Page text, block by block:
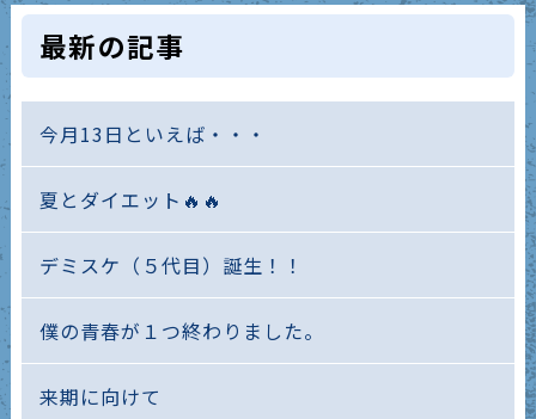
最新の記事
今月13日といえば・・・
夏とダイエット🔥🔥
デミスケ（５代目）誕生！！
僕の青春が１つ終わりました。
来期に向けて